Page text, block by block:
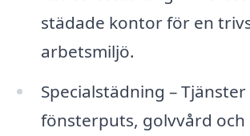
städade kontor för en
arbetsmiljö.
Specialstädning –
fönsterputs, golvvård